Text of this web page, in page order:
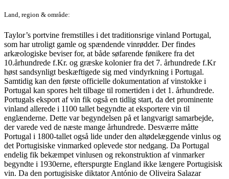
Land, region & område:
Taylor’s portvine fremstilles i det traditionsrige vinland Portugal,
som har utroligt gamle og spændende vinrødder. Der findes
arkæologiske beviser for, at både søfarende fønikere fra det
10.århundrede f.Kr. og græske kolonier fra det 7. århundrede f.Kr
høst sandsynligt beskæftigede sig med vindyrkning i Portugal.
Samtidig kan den første officielle dokumentation af vinstokke i
Portugal kan spores helt tilbage til romertiden i det 1. århundrede.
Portugals eksport af vin fik også en tidlig start, da det prominente
vinland allerede i 1100 tallet begyndte at eksportere vin til
englænderne. Dette var begyndelsen på et langvarigt samarbejde,
der varede ved de næste mange århundrede. Desværre måtte
Portugal i 1800-tallet også lide under den altødelæggende vinlus og
det Portugisiske vinmarked oplevede stor nedgang. Da Portugal
endelig fik bekæmpet vinlusen og rekonstruktion af vinmarker
begyndte i 1930erne, efterspurgte England ikke længere Portugisisk
vin. Da den portugisiske diktator António de Oliveira Salazar